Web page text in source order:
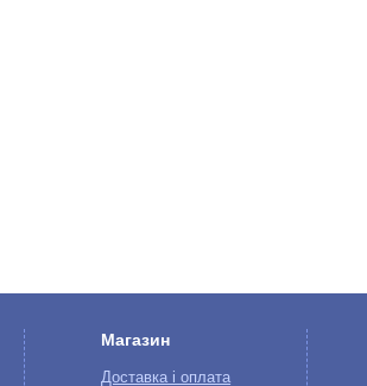
Магазин
Доставка і оплата